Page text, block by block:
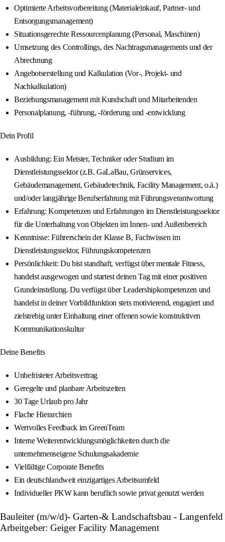
Optimierte Arbeitsvorbereitung (Materialeinkauf, Partner- und
Entsorgungsmanagement)
Situationsgerechte Ressourcenplanung (Personal, Maschinen)
Umsetzung des Controllings, des Nachtragsmanagements und der
Abrechnung
Angebotserstellung und Kalkulation (Vor-, Projekt- und
Nachkalkulation)
Beziehungsmanagement mit Kundschaft und Mitarbeitenden
Personalplanung, -führung, -förderung und -entwicklung
Dein Profil
Ausbildung: Ein Meister, Techniker oder Studium im
Dienstleistungssektor (z.B. GaLaBau, Grünservices,
Gebäudemanagement, Gebäudetechnik, Facility Management, o.ä.)
und/oder langjährige Berufserfahrung mit Führungsverantwortung
Erfahrung: Kompetenzen und Erfahrungen im Dienstleistungssektor
für die Unterhaltung von Objekten im Innen- und Außenbereich
Kenntnisse: Führerschein der Klasse B, Fachwissen im
Dienstleistungssektor, Führungskompetenzen
Persönlichkeit: Du bist standhaft, verfügst über mentale Fitness,
handelst ausgewogen und startest deinen Tag mit einer positiven
Grundeinstellung. Du verfügst über Leadershipkompetenzen und
handelst in deiner Vorbildfunktion stets motivierend, engagiert und
zielstrebig unter Einhaltung einer offenen sowie konstruktiven
Kommunikationskultur
Deine Benefits
Unbefristeter Arbeitsvertrag
Geregelte und planbare Arbeitszeiten
30 Tage Urlaub pro Jahr
Flache Hierarchien
Wertvolles Feedback im GreenTeam
Interne Weiterentwicklungsmöglichkeiten durch die
unternehmenseigene Schulungsakademie
Vielfältige Corporate Benefits
Ein deutschlandweit einzigartiges Arbeitsumfeld
Individueller PKW kann beruflich sowie privat genutzt werden
Bauleiter (m/w/d)- Garten-& Landschaftsbau - Langenfeld
Arbeitgeber: Geiger Facility Management